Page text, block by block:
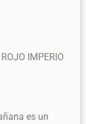
IMPERIO
es un